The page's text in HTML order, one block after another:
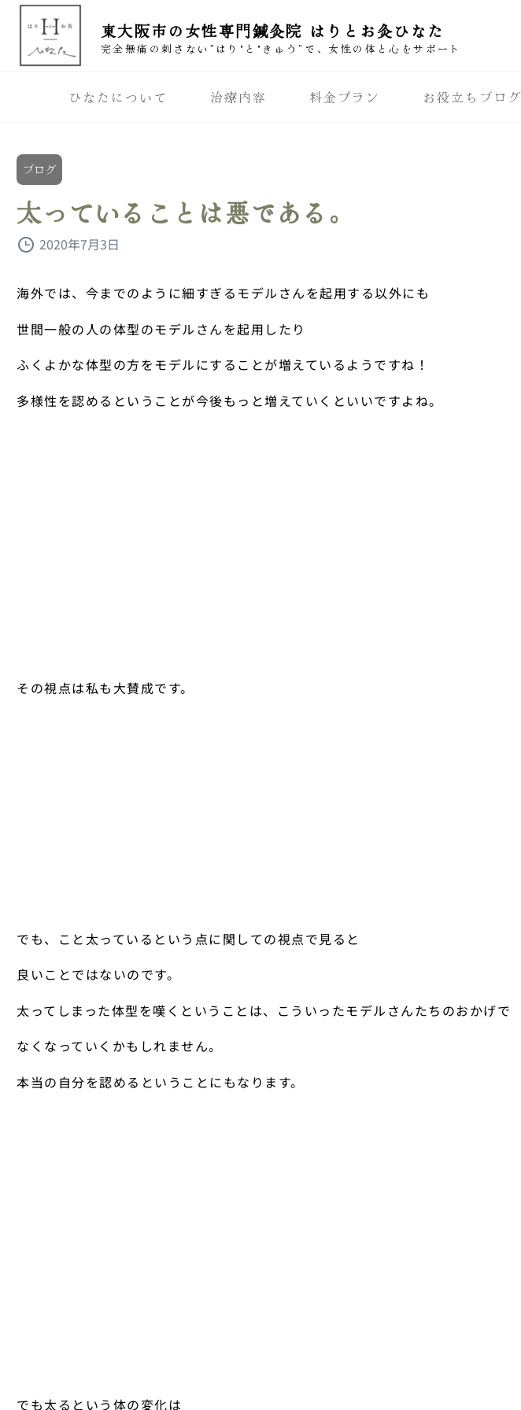
東大阪市の女性専門鍼灸院 はりとお灸ひなた
完全無痛の刺さない”はり"と"きゅう”で、女性の体と心をサポート
ひなたについて 治療内容 料金プラン お役立ちブログ
ブログ
太っていることは悪である。
2020年7月3日
海外では、今までのように細すぎるモデルさんを起用する以外にも
世間一般の人の体型のモデルさんを起用したり
ふくよかな体型の方をモデルにすることが増えているようですね！
多様性を認めるということが今後もっと増えていくといいですよね。
その視点は私も大賛成です。
でも、こと太っているという点に関しての視点で見ると
良いことではないのです。
太ってしまった体型を嘆くということは、こういったモデルさんたちのおかげで
なくなっていくかもしれません。
本当の自分を認めるということにもなります。
でも太るという体の変化は